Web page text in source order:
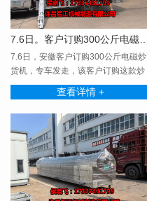
7.6日，安徽客户订购300公斤电磁炒
货机，专车发走，该客户订购这款炒
货机炒制杂粮，因···
查看详情 +